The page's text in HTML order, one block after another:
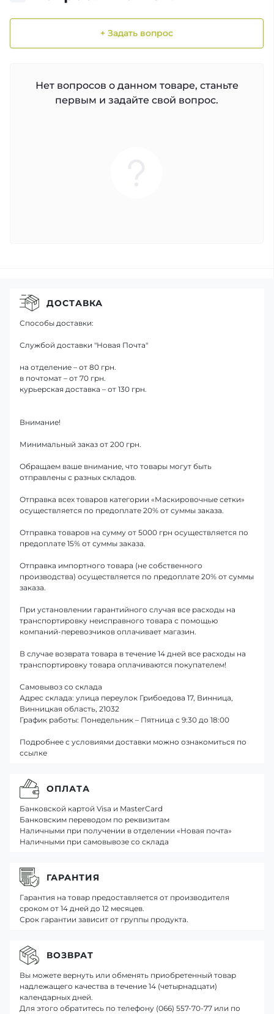
+ Задать вопрос
Нет вопросов о данном товаре, станьте
первым и задайте свой вопрос.
ДОСТАВКА
Способы доставки:
Службой доставки "Новая Почта"
на отделение – от 80 грн.
в почтомат – от 70 грн.
курьерская доставка – от 130 грн.
Внимание!
Минимальный заказ от 200 грн.
Обращаем ваше внимание, что товары могут быть
отправлены с разных складов.
Отправка всех товаров категории «Маскировочные сетки»
осуществляется по предоплате 20% от суммы заказа.
Отправка товаров на сумму от 5000 грн осуществляется по
предоплате 15% от суммы заказа.
Отправка импортного товара (не собственного
производства) осуществляется по предоплате 20% от суммы
заказа.
При установлении гарантийного случая все расходы на
транспортировку неисправного товара с помощью
компаний-перевозчиков оплачивает магазин.
В случае возврата товара в течение 14 дней все расходы на
транспортировку товара оплачиваются покупателем!
Самовывоз со склада
Адрес склада: улица переулок Грибоедова 17, Винница,
Винницкая область, 21032
График работы: Понедельник – Пятница с 9:30 до 18:00
Подробнее с условиями доставки можно ознакомиться по
ссылке
ОПЛАТА
Банковской картой Visa и MasterCard
Банковским переводом по реквизитам
Наличными при получении в отделении «Новая почта»
Наличными при самовывозе со склада
ГАРАНТИЯ
Гарантия на товар предоставляется от производителя
сроком от 14 дней до 12 месяцев.
Срок гарантии зависит от группы продукта.
ВОЗВРАТ
Вы можете вернуть или обменять приобретенный товар
надлежащего качества в течение 14 (четырнадцати)
календарных дней.
Для этого обратитесь по телефону (066) 557-70-77 или по